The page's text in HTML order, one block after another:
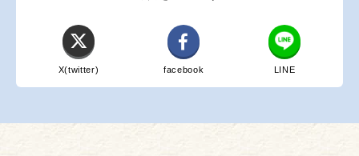
X(twitter) facebook LINE